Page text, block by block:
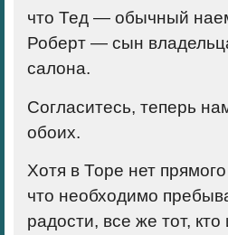
что Тед — обычный
Роберт — сын
салона.
Согласитесь, теперь
обоих.
Хотя в Торе нет
что необходимо
радости, все же тот, кто